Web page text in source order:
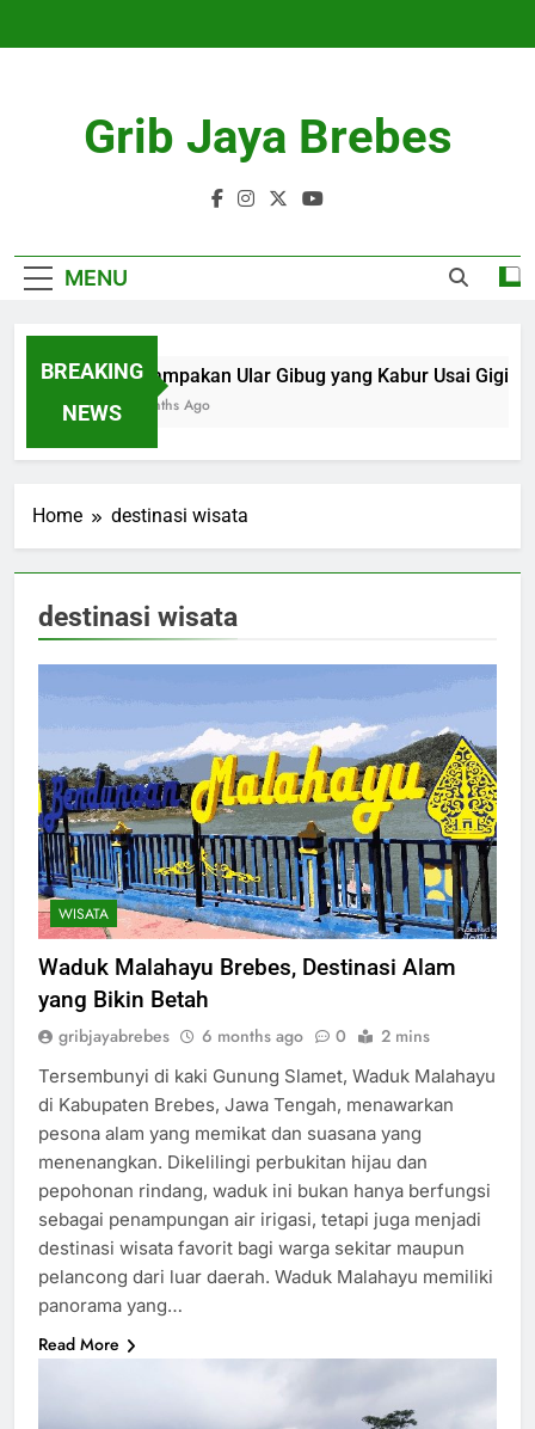
Grib Jaya Brebes
MENU
BREAKING
NEWS
Penampakan Ular Gibug yang Kabur Usai Gigit
4 Months Ago
Home destinasi wisata
destinasi wisata
WISATA
Waduk Malahayu Brebes, Destinasi Alam
yang Bikin Betah
gribjayabrebes 6 months ago 0 2 mins
Tersembunyi di kaki Gunung Slamet, Waduk Malahayu
di Kabupaten Brebes, Jawa Tengah, menawarkan
pesona alam yang memikat dan suasana yang
menenangkan. Dikelilingi perbukitan hijau dan
pepohonan rindang, waduk ini bukan hanya berfungsi
sebagai penampungan air irigasi, tetapi juga menjadi
destinasi wisata favorit bagi warga sekitar maupun
pelancong dari luar daerah. Waduk Malahayu memiliki
panorama yang…
Read More